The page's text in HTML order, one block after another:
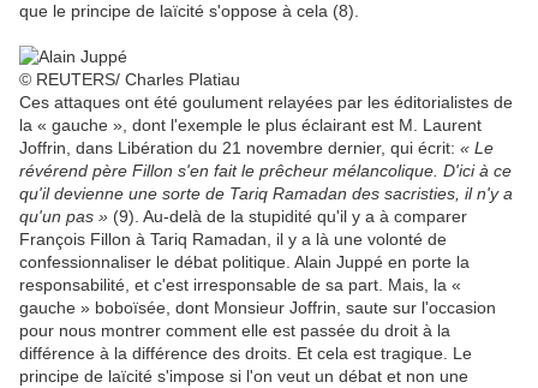
que le principe de laïcité s'oppose à cela (8).
© REUTERS/ Charles Platiau
Ces attaques ont été goulument relayées par les éditorialistes de
la « gauche », dont l'exemple le plus éclairant est M. Laurent
Joffrin, dans Libération du 21 novembre dernier, qui écrit: « Le
révérend père Fillon s'en fait le prêcheur mélancolique. D'ici à ce
qu'il devienne une sorte de Tariq Ramadan des sacristies, il n'y a
qu'un pas » (9). Au-delà de la stupidité qu'il y a à comparer
François Fillon à Tariq Ramadan, il y a là une volonté de
confessionnaliser le débat politique. Alain Juppé en porte la
responsabilité, et c'est irresponsable de sa part. Mais, la «
gauche » boboïsée, dont Monsieur Joffrin, saute sur l'occasion
pour nous montrer comment elle est passée du droit à la
différence à la différence des droits. Et cela est tragique. Le
principe de laïcité s'impose si l'on veut un débat et non une